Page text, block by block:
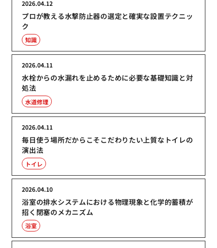
プロが教える水撃防止器の選定と確実な設置テクニッ
ク
2026.04.12
知識
水栓からの水漏れを止めるために必要な基礎知識と対
処法
2026.04.11
水道修理
毎日使う場所だからこそこだわりたい上質なトイレの
演出法
2026.04.11
トイレ
浴室の排水システムにおける物理現象と化学的蓄積が
招く閉塞のメカニズム
2026.04.10
浴室